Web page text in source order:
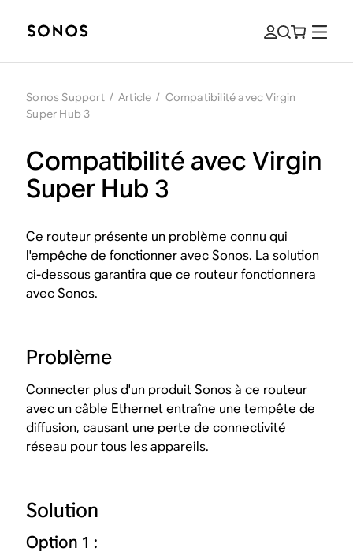
Sonos Support / Article / Compatibilité avec Virgin
Super Hub 3
Compatibilité avec Virgin
Super Hub 3
Ce routeur présente un problème connu qui
l'empêche de fonctionner avec Sonos. La solution
ci-dessous garantira que ce routeur fonctionnera
avec Sonos.
Problème
Connecter plus d'un produit Sonos à ce routeur
avec un câble Ethernet entraîne une tempête de
diffusion, causant une perte de connectivité
réseau pour tous les appareils.
Solution
Option 1 :